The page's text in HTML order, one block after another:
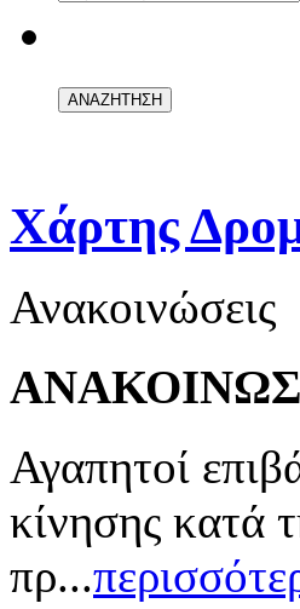
Χάρτης
Ανακοινώσεις
Αγαπητοί
κίνησης κατά
πρ...